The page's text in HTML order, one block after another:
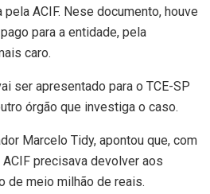
ACIF. Nese documento, houve
para a entidade, pela
caro.
ser apresentado para o TCE-SP
órgão que investiga o caso.
Marcelo Tidy, apontou que, com
precisava devolver aos
de meio milhão de reais.